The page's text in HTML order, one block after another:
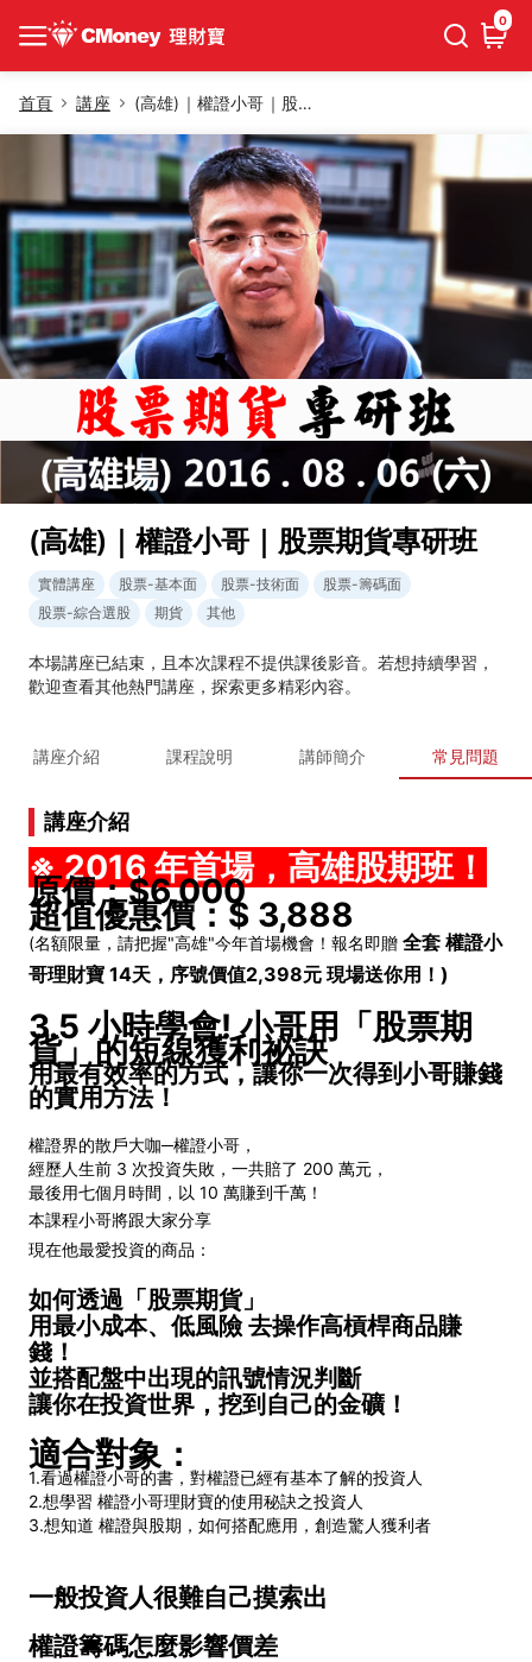
0
首頁 講座 (高雄)｜權證小哥｜股票期貨專研班
(高雄)｜權證小哥｜股票期貨專研班
實體講座 股票-基本面 股票-技術面
股票-籌碼面
股票-綜合選股
期貨 其他
本場講座已結束，且本次課程不提供課後影音。若想持續學習，
歡迎查看其他熱門講座，探索更多精彩內容。
講座介紹 課程說明 講師簡介 常見問題
講座介紹
※ 2016 年首場，高雄股期班！
原價：$6,000
超值優惠價：$ 3,888
(名額限量，請把握"高雄"今年首場機會！報名即贈 全套 權證小
哥理財寶 14天，序號價值2,398元 現場送你用！)
3.5 小時學會! 小哥用「股票期
貨」的短線獲利祕訣
用最有效率的方式，讓你一次得到小哥賺錢
的實用方法！
權證界的散戶大咖─權證小哥，
經歷人生前 3 次投資失敗，一共賠了 200 萬元，
最後用七個月時間，以 10 萬賺到千萬！
本課程小哥將跟大家分享
現在他最愛投資的商品：
如何透過「股票期貨」
用最小成本、低風險 去操作高槓桿商品賺
錢！
並搭配盤中出現的訊號情況判斷
讓你在投資世界，挖到自己的金礦！
適合對象：
1.看過權證小哥的書，對權證已經有基本了解的投資人
2.想學習 權證小哥理財寶的使用秘訣之投資人
3.想知道 權證與股期，如何搭配應用，創造驚人獲利者
一般投資人很難自己摸索出
權證籌碼怎麼影響價差